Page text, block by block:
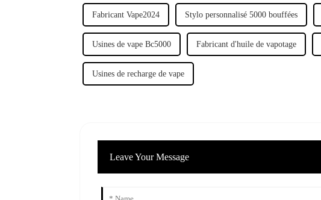
Fabricant Vape2024 Stylo personnalisé 5000 bouffées
Usines de vape Bc5000 Fabricant d'huile de vapotage
Usines de recharge de vape
Leave Your Message